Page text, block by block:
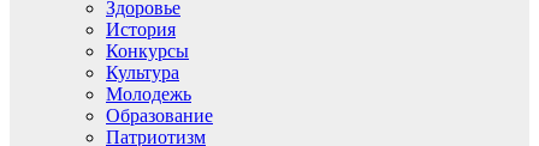
Здоровье
История
Конкурсы
Культура
Молодежь
Образование
Патриотизм